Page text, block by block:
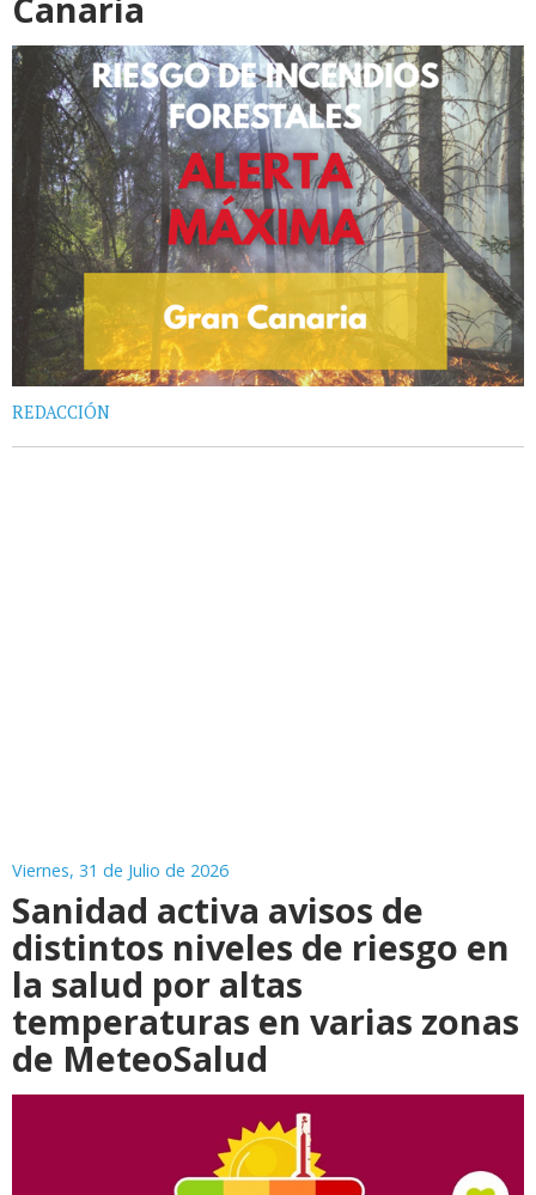
REDACCIÓN
Viernes, 31 de Julio de 2026
Sanidad activa avisos de
distintos niveles de riesgo en
la salud por altas
temperaturas en varias zonas
de MeteoSalud